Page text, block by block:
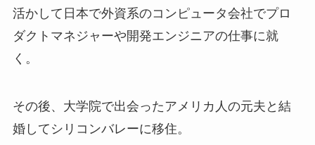
活かして日本で外資系のコンピュータ会社でプロ
ダクトマネジャーや開発エンジニアの仕事に就
く。
その後、大学院で出会ったアメリカ人の元夫と結
婚してシリコンバレーに移住。